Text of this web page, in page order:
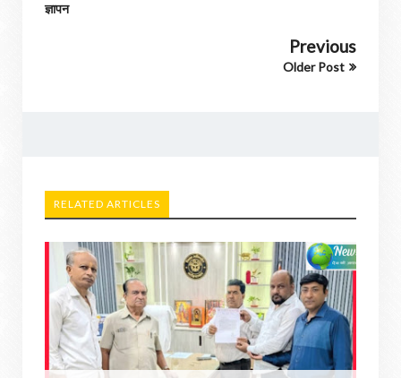
ज्ञापन
Previous
Older Post
RELATED ARTICLES